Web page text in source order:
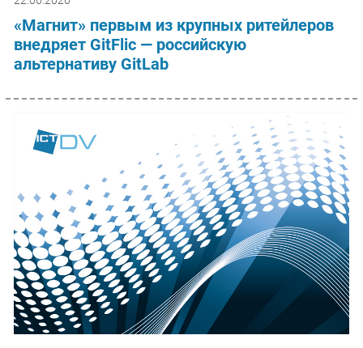
«Магнит» первым из крупных ритейлеров
внедряет GitFlic — российскую
альтернативу GitLab